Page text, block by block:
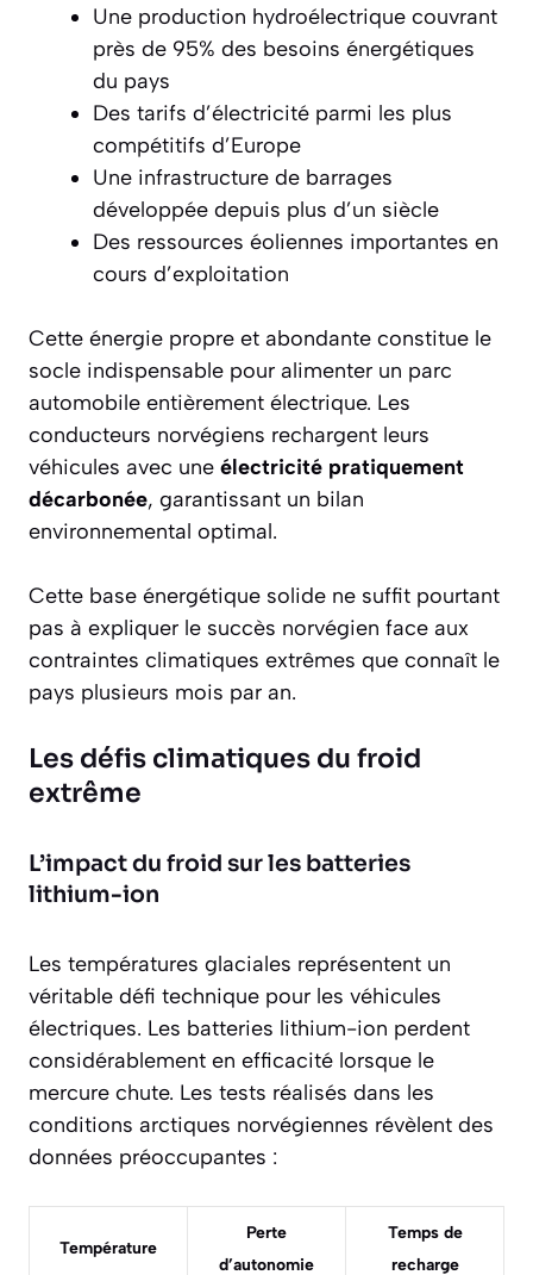
Une production hydroélectrique couvrant
près de 95% des besoins énergétiques
du pays
Des tarifs d’électricité parmi les plus
compétitifs d’Europe
Une infrastructure de barrages
développée depuis plus d’un siècle
Des ressources éoliennes importantes en
cours d’exploitation
Cette énergie propre et abondante constitue le
socle indispensable pour alimenter un parc
automobile entièrement électrique. Les
conducteurs norvégiens rechargent leurs
véhicules avec une électricité pratiquement
décarbonée, garantissant un bilan
environnemental optimal.
Cette base énergétique solide ne suffit pourtant
pas à expliquer le succès norvégien face aux
contraintes climatiques extrêmes que connaît le
pays plusieurs mois par an.
Les défis climatiques du froid
extrême
L’impact du froid sur les batteries
lithium-ion
Les températures glaciales représentent un
véritable défi technique pour les véhicules
électriques. Les batteries lithium-ion perdent
considérablement en efficacité lorsque le
mercure chute. Les tests réalisés dans les
conditions arctiques norvégiennes révèlent des
données préoccupantes :
Température
Perte
d’autonomie
Temps de
recharge